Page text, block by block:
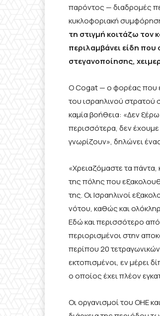
παρόντος — διαδρομές
κυκλοφοριακή
τη στιγμή κοιτάζω τον
περιλαμβάνει είδη που
στεγανοποίησης,
Ο Cogat — ο φορέας που
του ισραηλινού στρατού
καμία βοήθεια: «Δεν ξέρω
περισσότερα, δεν
γνωρίζουν», δηλώνει
«Χρειαζόμαστε τα
της πόλης που
της. Οι Ισραηλινοί
νότου, καθώς και
Εδώ και περισσότερο
περιορισμένοι στην
περίπου 20
εκτοπισμένοι, εν μέρει
ο οποίος έχει πλέον
Οι οργανισμοί του ΟΗΕ